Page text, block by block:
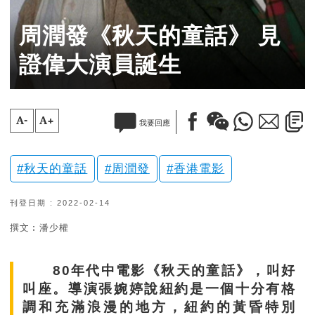
周潤發《秋天的童話》 見
證偉大演員誕生
A- A+ 我要回應
秋天的童話 周潤發 香港電影
刊登日期 : 2022-02-14
撰文︰潘少權
80年代中電影《秋天的童話》，叫好
叫座。導演張婉婷說紐約是一個十分有格
調和充滿浪漫的地方，紐約的黃昏特別